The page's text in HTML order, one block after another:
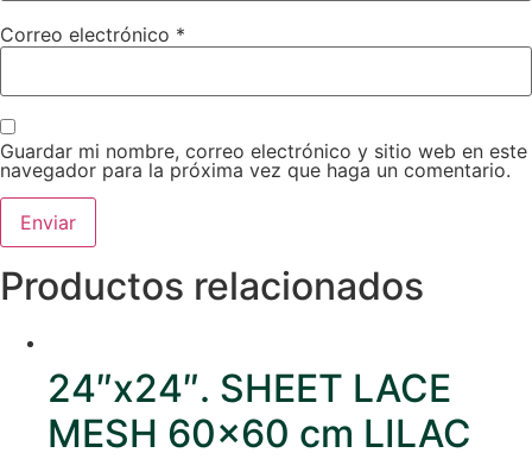
Correo electrónico *
Guardar mi nombre, correo electrónico y sitio web en este
navegador para la próxima vez que haga un comentario.
Productos relacionados
24″x24″. SHEET LACE
MESH 60×60 cm LILAC